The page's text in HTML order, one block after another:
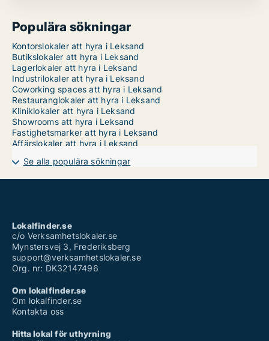
Populära sökningar
Kontorslokaler att hyra i Leksand
Butikslokaler att hyra i Leksand
Lagerlokaler att hyra i Leksand
Industrilokaler att hyra i Leksand
Coworking spaces att hyra i Leksand
Restauranglokaler att hyra i Leksand
Kliniklokaler att hyra i Leksand
Showrooms att hyra i Leksand
Fastighetsmarker att hyra i Leksand
Affärslokaler att hyra i Leksand
Se alla populära sökningar
Lokalfinder.se
c/o Verksamhetslokaler.se
Mynstersvej 3, Frederiksberg
support@verksamhetslokaler.se
Org. nr: DK32147496
Om lokalfinder.se
Om lokalfinder.se
Kontakta oss
Hitta lokal för uthyrning